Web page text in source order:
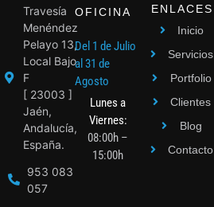
Travesía
Menéndez
Pelayo 13,
Local Bajo
F
[ 23003 ]
Jaén,
Andalucía,
España.
953 083
057
OFICINA
Del 1 de Julio
al 31 de
Agosto
Lunes a
Viernes:
08:00h –
15:00h
ENLACES
Inicio
Servicios
Portfolio
Clientes
Blog
Contacto